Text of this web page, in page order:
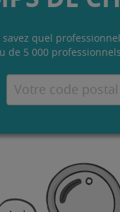
quel
de 5 000